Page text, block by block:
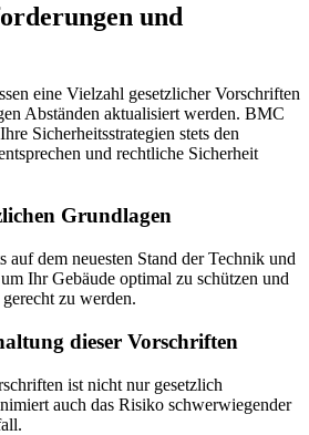
und
eine Vielzahl gesetzlicher Vorschriften
Abständen aktualisiert werden. BMC
Sicherheitsstrategien stets den
und rechtliche Sicherheit
Grundlagen
auf dem neuesten Stand der Technik und
Ihr Gebäude optimal zu schützen und
zu werden.
dieser Vorschriften
ist nicht nur gesetzlich
auch das Risiko schwerwiegender